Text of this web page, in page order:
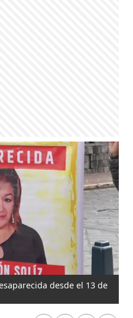
desde el 13 de